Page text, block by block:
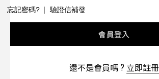
忘記密碼? 驗證信補發
會員登入
還不是會員嗎 ? 立即註冊